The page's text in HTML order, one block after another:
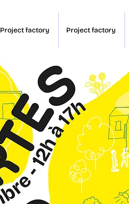
Project factory Project factory